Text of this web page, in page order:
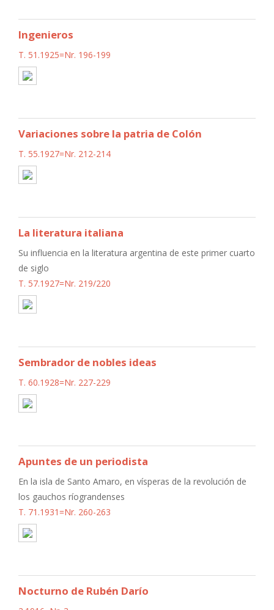
Ingenieros
T. 51.1925=Nr. 196-199
Variaciones sobre la patria de Colón
T. 55.1927=Nr. 212-214
La literatura italiana
Su influencia en la literatura argentina de este primer cuarto
de siglo
T. 57.1927=Nr. 219/220
Sembrador de nobles ideas
T. 60.1928=Nr. 227-229
Apuntes de un periodista
En la isla de Santo Amaro, en vísperas de la revolución de
los gauchos ríograndenses
T. 71.1931=Nr. 260-263
Nocturno de Rubén Darío